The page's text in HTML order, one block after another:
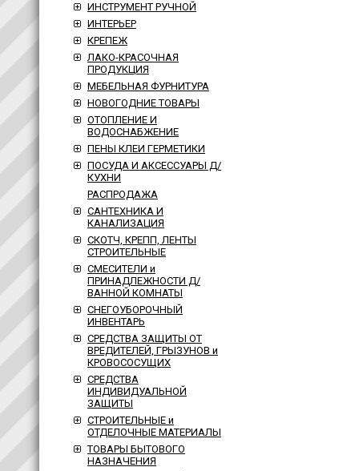
ИНСТРУМЕНТ РУЧНОЙ
ИНТЕРЬЕР
КРЕПЕЖ
ЛАКО-КРАСОЧНАЯ
ПРОДУКЦИЯ
МЕБЕЛЬНАЯ ФУРНИТУРА
НОВОГОДНИЕ ТОВАРЫ
ОТОПЛЕНИЕ И
ВОДОСНАБЖЕНИЕ
ПЕНЫ КЛЕИ ГЕРМЕТИКИ
ПОСУДА И АКСЕССУАРЫ Д/
КУХНИ
РАСПРОДАЖА
САНТЕХНИКА И
КАНАЛИЗАЦИЯ
СКОТЧ, КРЕПП, ЛЕНТЫ
СТРОИТЕЛЬНЫЕ
СМЕСИТЕЛИ и
ПРИНАДЛЕЖНОСТИ Д/
ВАННОЙ КОМНАТЫ
СНЕГОУБОРОЧНЫЙ
ИНВЕНТАРЬ
СРЕДСТВА ЗАЩИТЫ ОТ
ВРЕДИТЕЛЕЙ, ГРЫЗУНОВ и
КРОВОСОСУЩИХ
СРЕДСТВА
ИНДИВИДУАЛЬНОЙ
ЗАЩИТЫ
СТРОИТЕЛЬНЫЕ и
ОТДЕЛОЧНЫЕ МАТЕРИАЛЫ
ТОВАРЫ БЫТОВОГО
НАЗНАЧЕНИЯ